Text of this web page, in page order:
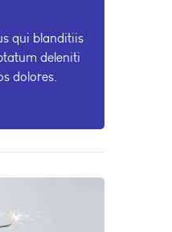
qui blanditiis
deleniti
dolores.